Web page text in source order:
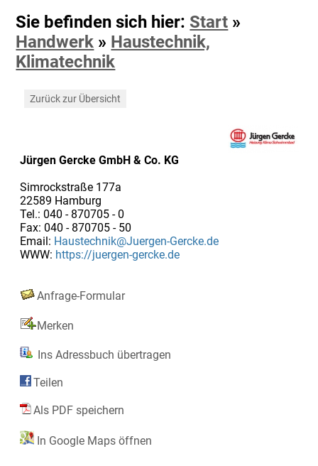
Sie befinden sich hier: Start »
Handwerk » Haustechnik,
Klimatechnik
Zurück zur Übersicht
Jürgen Gercke GmbH & Co. KG
Simrockstraße 177a
22589 Hamburg
Tel.: 040 - 870705 - 0
Fax: 040 - 870705 - 50
Email: Haustechnik@Juergen-Gercke.de
WWW: https://juergen-gercke.de
Anfrage-Formular
Merken
Ins Adressbuch übertragen
Teilen
Als PDF speichern
In Google Maps öffnen